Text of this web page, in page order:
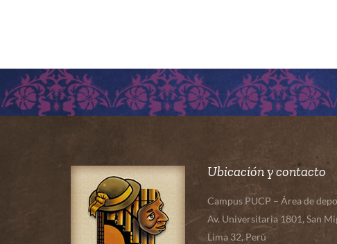
Ubicación y contacto
Campus PUCP – Área de
Av. Universitaria 1801, San
Lima 32, Perú